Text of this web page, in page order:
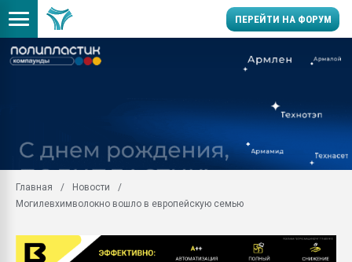
ПЕРЕЙТИ НА ФОРУМ
умельцы изготовили
Продажа готового
производство SPC
29.07.2026 ФРП помог
Помощь в подборе
Главная
Новости
Могилевхимволокно вошло в европейскую семью